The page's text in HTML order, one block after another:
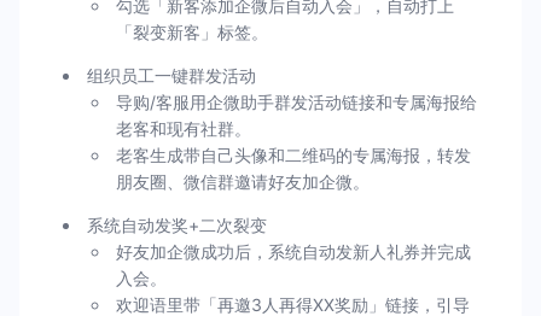
勾选「新客添加企微后自动入会」，自动打上
「裂变新客」标签。
组织员工一键群发活动
导购/客服用企微助手群发活动链接和专属海报给
老客和现有社群。
老客生成带自己头像和二维码的专属海报，转发
朋友圈、微信群邀请好友加企微。
系统自动发奖+二次裂变
好友加企微成功后，系统自动发新人礼券并完成
入会。
欢迎语里带「再邀3人再得XX奖励」链接，引导